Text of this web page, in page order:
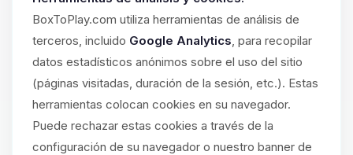
BoxToPlay.com utiliza herramientas de análisis de
terceros, incluido Google Analytics, para recopilar
datos estadísticos anónimos sobre el uso del sitio
(páginas visitadas, duración de la sesión, etc.). Estas
herramientas colocan cookies en su navegador.
Puede rechazar estas cookies a través de la
configuración de su navegador o nuestro banner de